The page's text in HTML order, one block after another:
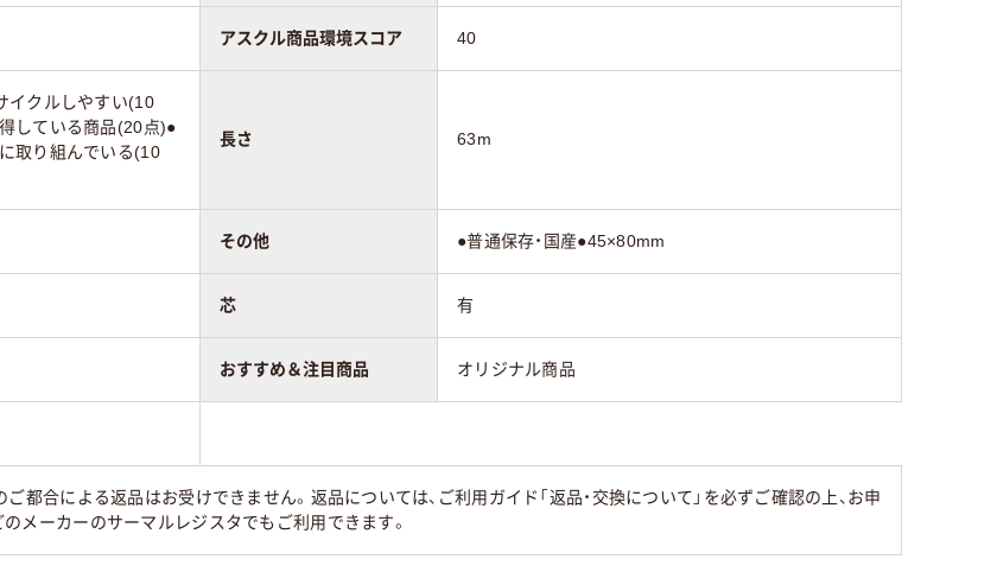
アスクル商品環境スコア 40
イクルしやすい(10
している商品(20点)●
取り組んでいる(10
長さ 63m
その他 ●普通保存・国産●45×80mm
芯 有
おすすめ＆注目商品 オリジナル商品
ご都合による返品はお受けできません。返品については、ご利用ガイド「返品・交換について」を必ずご確認の上、お申
メーカーのサーマルレジスタでもご利用できます。